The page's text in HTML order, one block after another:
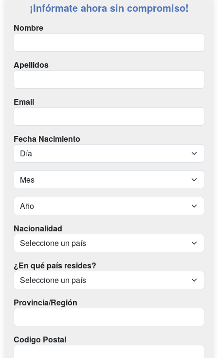
¡Infórmate ahora sin compromiso!
Nombre
Apellidos
Email
Fecha Nacimiento
Nacionalidad
¿En qué país resides?
Provincia/Región
Codigo Postal